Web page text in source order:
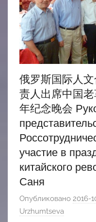
俄罗斯国际人
责人出席中国
年纪念晚会
участие в
китайского
Саня
Опубликовано 2016-
Urzhumtseva